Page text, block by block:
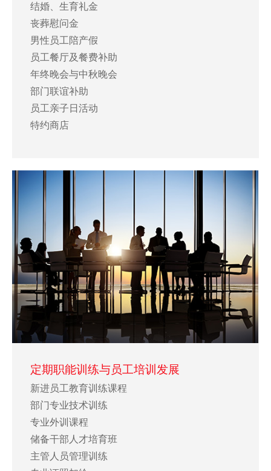
结婚、生育礼金
丧葬慰问金
男性员工陪产假
员工餐厅及餐费补助
年终晚会与中秋晚会
部门联谊补助
员工亲子日活动
特约商店
定期职能训练与员工培训发展
新进员工教育训练课程
部门专业技术训练
专业外训课程
储备干部人才培育班
主管人员管理训练